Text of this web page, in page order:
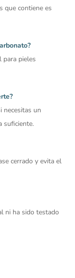
que contiene es
para pieles
necesitas un
suficiente.
cerrado y evita el
ni ha sido testado